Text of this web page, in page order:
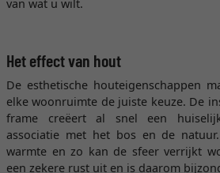
van wat u wilt.
Het effect van hout
De esthetische houteigenschappen
elke woonruimte de juiste keuze. De
frame creëert al snel een
associatie met het bos en de
warmte en zo kan de sfeer verrijkt
een zekere rust uit en is daarom